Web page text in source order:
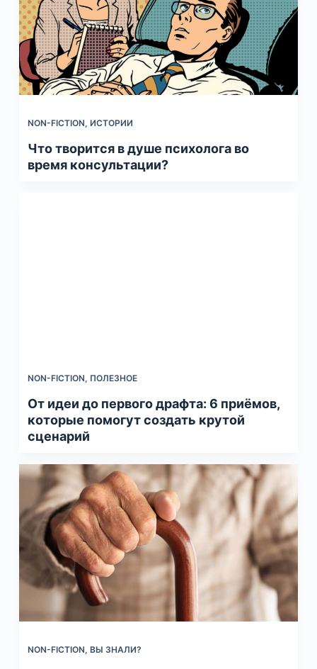
NON-FICTION, ИСТОРИИ
Что творится в душе психолога во
время консультации?
NON-FICTION, ПОЛЕЗНОЕ
От идеи до первого драфта: 6 приёмов,
которые помогут создать крутой
сценарий
NON-FICTION, ВЫ ЗНАЛИ?